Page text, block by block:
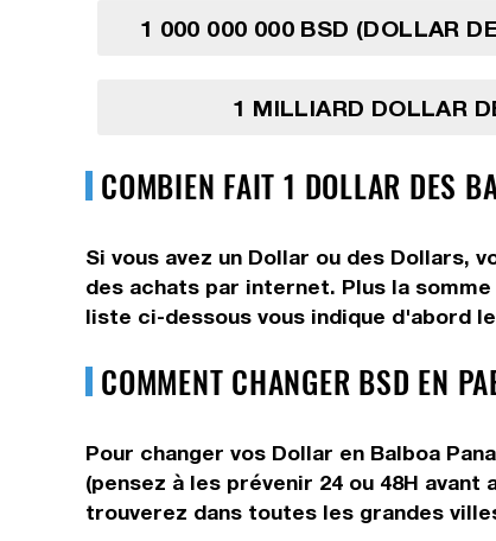
1 000 000 000 BSD (DOLLAR
1 MILLIARD DOLLAR
COMBIEN FAIT 1 DOLLAR DES
Si vous avez un Dollar ou des Dollars,
des achats par internet. Plus la
liste ci-dessous vous indique d'abord
COMMENT CHANGER BSD EN
Pour changer vos Dollar en Balboa
(pensez à les prévenir 24 ou 48H
trouverez dans toutes les grandes